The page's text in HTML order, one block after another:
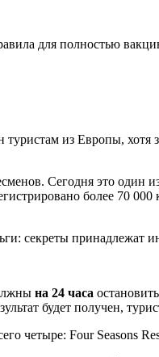
для полностью
из Европы, хотя
Сегодня это один
более 70
секреты принадлежат
на 24 часа
будет получен,
четыре: Four Seasons